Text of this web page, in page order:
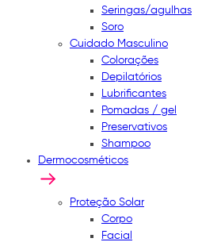
Seringas/agulhas
Soro
Cuidado Masculino
Colorações
Depilatórios
Lubrificantes
Pomadas / gel
Preservativos
Shampoo
Dermocosméticos
Proteção Solar
Corpo
Facial